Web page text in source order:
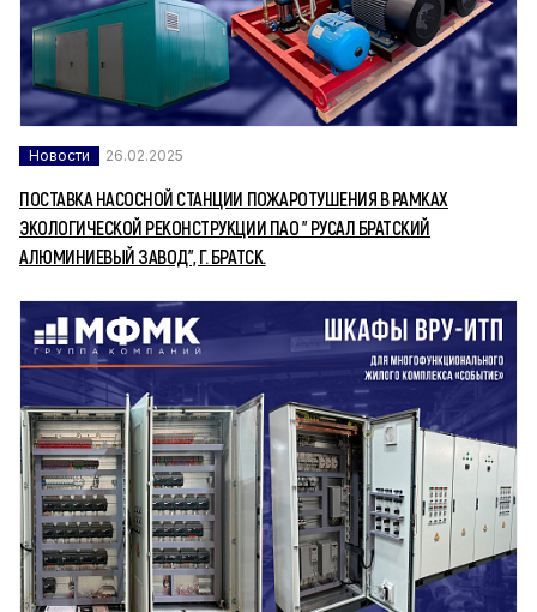
Новости 26.02.2025
ПОСТАВКА НАСОСНОЙ СТАНЦИИ ПОЖАРОТУШЕНИЯ В РАМКАХ
ЭКОЛОГИЧЕСКОЙ РЕКОНСТРУКЦИИ ПАО " РУСАЛ БРАТСКИЙ
АЛЮМИНИЕВЫЙ ЗАВОД", Г. БРАТСК.